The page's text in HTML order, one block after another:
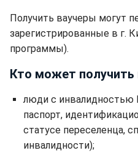
Получить ваучеры могут
зарегистрированные в г.
программы).
Кто может
люди с инвалидностью
паспорт,
статусе переселенца,
инвалидности);